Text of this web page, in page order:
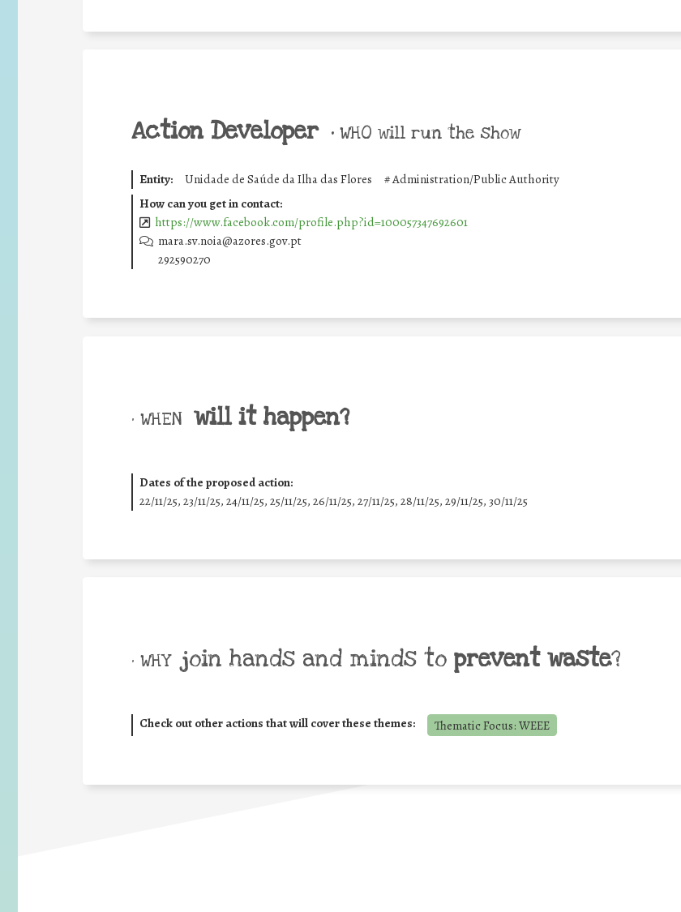
Action Developer • WHO will run the show
Entity: Unidade de Saúde da Ilha das Flores #Administration/Public Authority
How can you get in contact:
https://www.facebook.com/profile.php?id=100057347692601
mara.sv.noia@azores.gov.pt
292590270
• WHEN will it happen?
Dates of the proposed action:
22/11/25, 23/11/25, 24/11/25, 25/11/25, 26/11/25, 27/11/25, 28/11/25, 29/11/25, 30/11/25
• WHY join hands and minds to prevent waste?
Check out other actions that will cover these themes: Thematic Focus: WEEE